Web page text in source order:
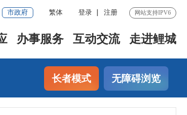
市政府 繁体 登录 注册 网站支持IPV6
办事服务 互动交流 走进鲤城
长者模式 无障碍浏览